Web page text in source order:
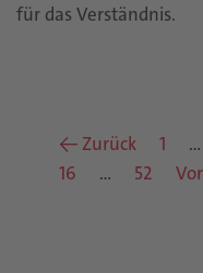
für das Verständnis.
← Zurück 1 …
16
… 52